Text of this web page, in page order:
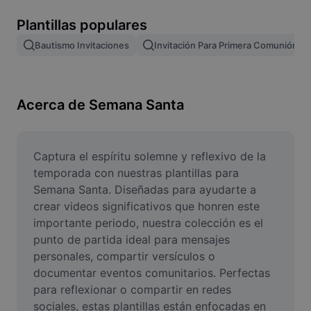
Image merge
Resize Image
Meme Generator
AI Text Remover
AI People Remover
AI Inpainting
Face Cutout
Plantillas populares
Bautismo Invitaciones Invitación Para Primera Comunión
Acerca de Semana Santa
Captura el espíritu solemne y reflexivo de la
temporada con nuestras plantillas para
Semana Santa. Diseñadas para ayudarte a
crear videos significativos que honren este
importante periodo, nuestra colección es el
punto de partida ideal para mensajes
personales, compartir versículos o
documentar eventos comunitarios. Perfectas
para reflexionar o compartir en redes
sociales, estas plantillas están enfocadas en